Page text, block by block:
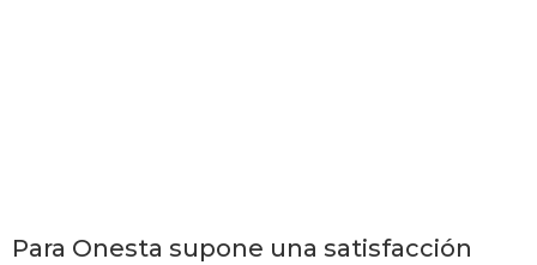
Para Onesta supone una satisfacción